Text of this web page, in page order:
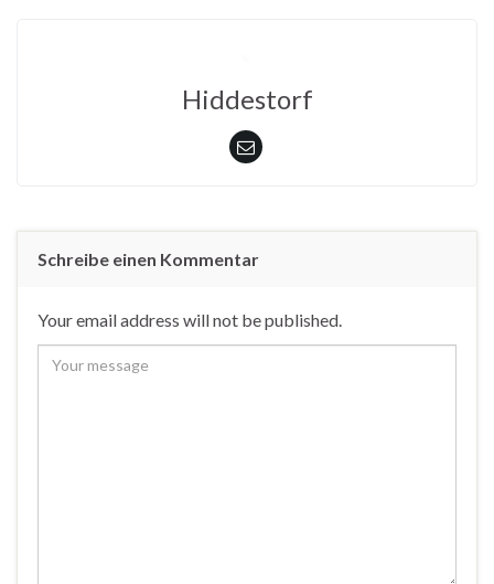
Hiddestorf
Schreibe einen Kommentar
Your email address will not be published.